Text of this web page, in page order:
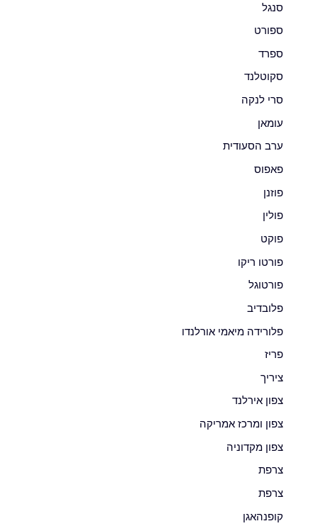
סנגל
ספורט
ספרד
סקוטלנד
סרי לנקה
עומאן
ערב הסעודית
פאפוס
פוזנן
פולין
פוקט
פורטו ריקו
פורטוגל
פלובדיב
פלורידה מיאמי אורלנדו
פריז
ציריך
צפון אירלנד
צפון ומרכז אמריקה
צפון מקדוניה
צרפת
צרפת
קופנהאגן